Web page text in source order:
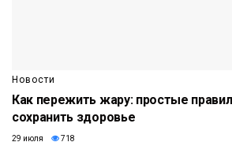
Новости
Как пережить жару: простые
сохранить здоровье
29 июля 718